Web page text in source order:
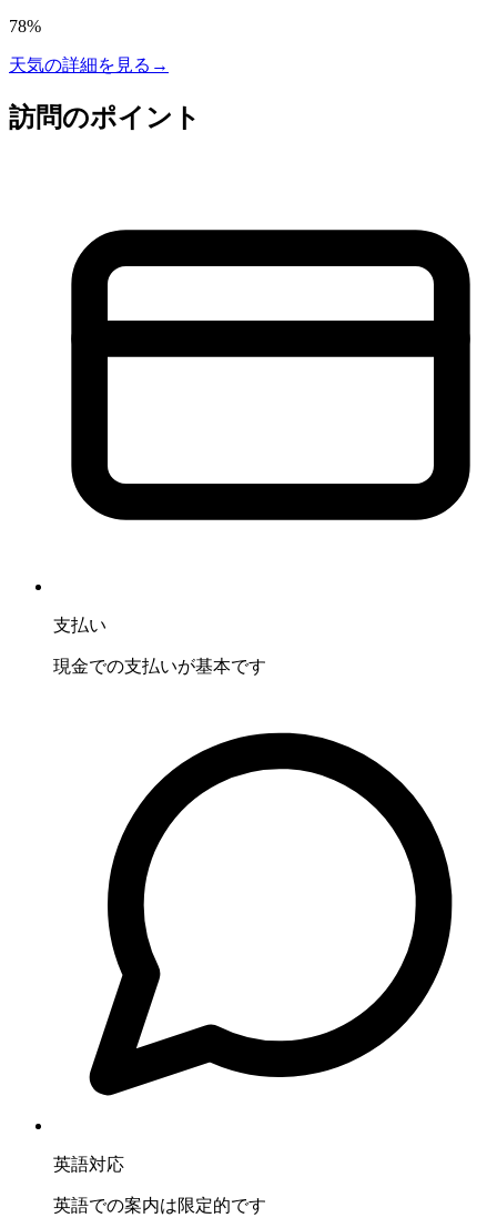
78%
天気の詳細を見る →
訪問のポイント
支払い
現金での支払いが基本です
英語対応
英語での案内は限定的です